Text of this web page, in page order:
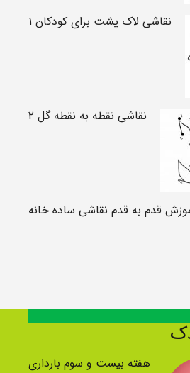
نقاشی لاک پشت برای کودکان ۱
نقاشی نقطه به نقطه گل ۲
قدم به قدم نقاشی ساده خانه
هفته بیست و سوم بارداری